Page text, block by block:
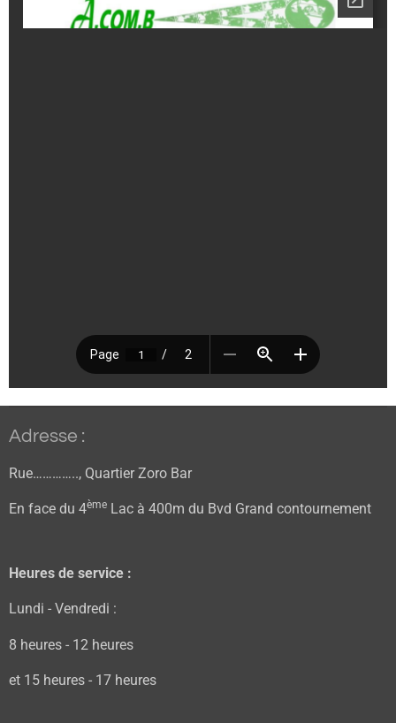
Adresse :
Rue………….., Quartier Zoro Bar
En face du 4ème Lac à 400m du Bvd Grand contournement
Heures de service :
Lundi - Vendredi :
8 heures - 12 heures
et 15 heures - 17 heures